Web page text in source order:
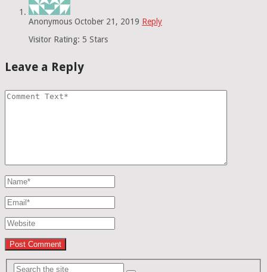
Anonymous October 21, 2019 Reply
Visitor Rating: 5 Stars
Leave a Reply